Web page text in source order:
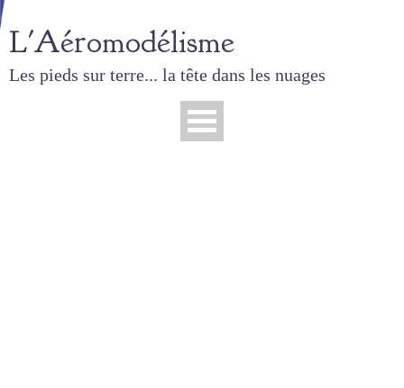
L'Aéromodélisme
Les pieds sur terre... la tête dans les nuages